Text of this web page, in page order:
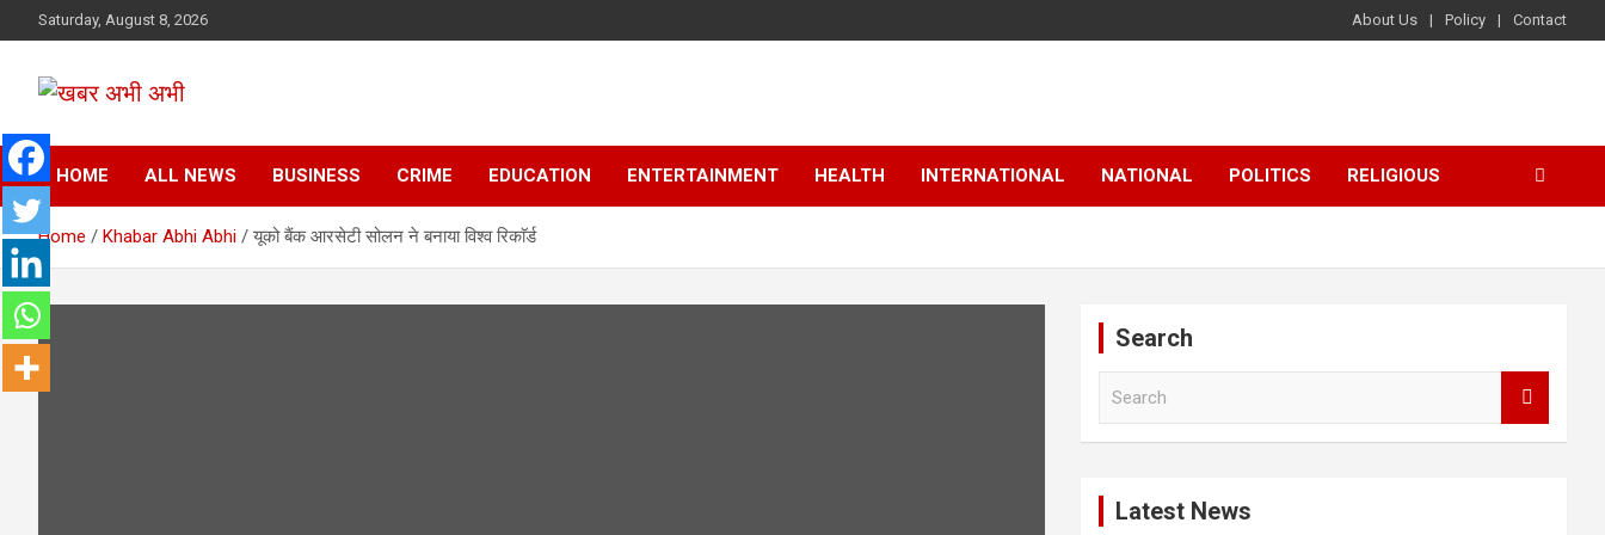
to
Saturday, August 8, 2026 About Us Policy Contact
खबर अभी अभी
HOME ALL NEWS BUSINESS CRIME EDUCATION ENTERTAINMENT HEALTH INTERNATIONAL NATIONAL POLITICS RELIGIOUS
Home Khabar Abhi Abhi यूको बैंक आरसेटी सोलन ने बनाया विश्व रिकाॅर्ड
Search
Latest News